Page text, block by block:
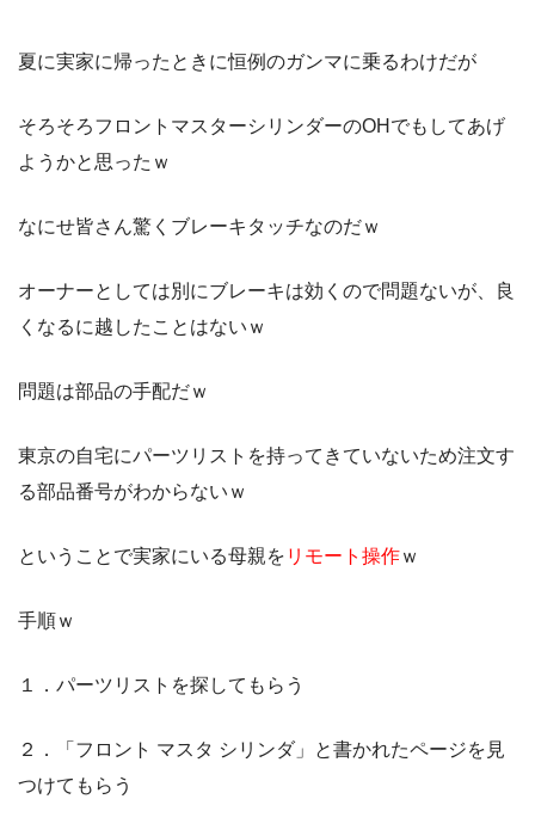
夏に実家に帰ったときに恒例のガンマに乗るわけだが
そろそろフロントマスターシリンダーのOHでもしてあげ
ようかと思ったｗ
なにせ皆さん驚くブレーキタッチなのだｗ
オーナーとしては別にブレーキは効くので問題ないが、良
くなるに越したことはないｗ
問題は部品の手配だｗ
東京の自宅にパーツリストを持ってきていないため注文す
る部品番号がわからないｗ
ということで実家にいる母親を リモート操作ｗ
手順ｗ
１．パーツリストを探してもらう
２．「フロント マスタ シリンダ」と書かれたページを見
つけてもらう